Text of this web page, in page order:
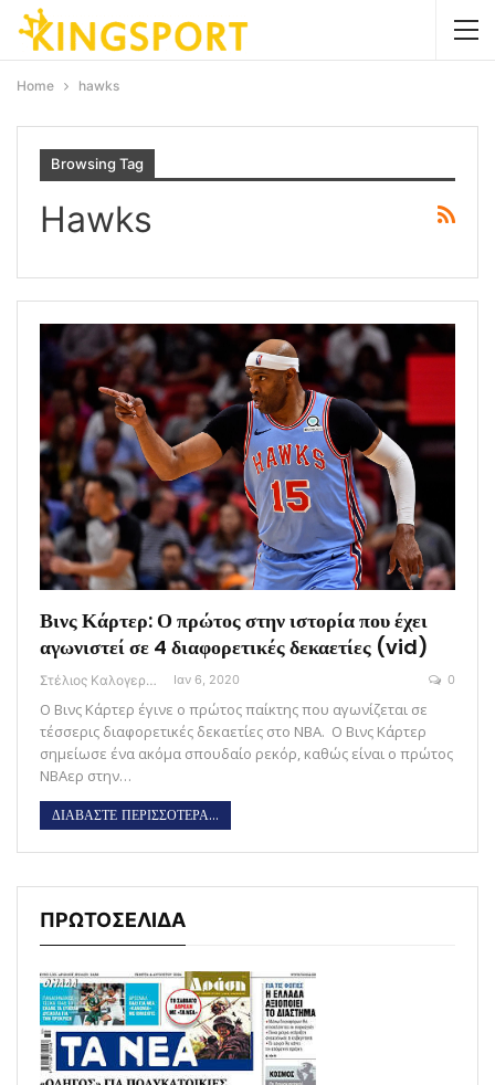
Home hawks
Browsing Tag
Hawks
Βινς Κάρτερ: Ο πρώτος στην ιστορία που έχει
αγωνιστεί σε 4 διαφορετικές δεκαετίες (vid)
Στέλιος Καλογεράς Ιαν 6, 2020 0
Ο Βινς Κάρτερ έγινε ο πρώτος παίκτης που αγωνίζεται σε
τέσσερις διαφορετικές δεκαετίες στο ΝΒΑ. Ο Βινς Κάρτερ
σημείωσε ένα ακόμα σπουδαίο ρεκόρ, καθώς είναι ο πρώτος
NBAερ στην…
ΔΙΑΒΑΣΤΕ ΠΕΡΙΣΣΟΤΕΡΑ...
ΠΡΩΤΟΣΕΛΙΔΑ